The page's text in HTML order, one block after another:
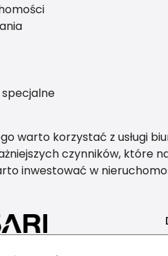
warto korzystać z usługi
czynników, które
inwestować w